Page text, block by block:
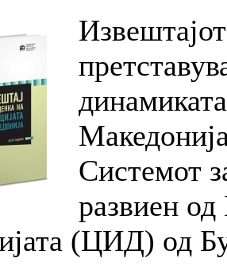
Системот
развиен
(ЦИД) од